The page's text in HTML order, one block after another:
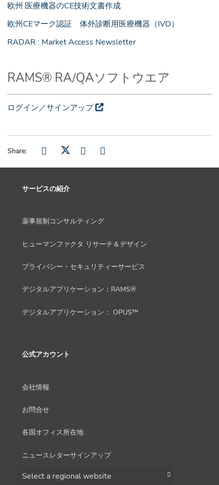
欧州 医療機器のCE技術文書作成
欧州CEマーク認証 体外診断用医療機器（IVD）
RADAR : Market Access Newsletter
RAMS® RA/QAソフトウエア
ログイン／サインアップ
Share:
サービスの紹介
薬事規制コンサルティング
ヒューマンファクタ リサーチ＆デザイン
プライバシー・セキュリティーサービス
デジタルアプリケーション：RAMS®
デジタルアプリケーション： OPUS™
公式アカウント
会社情報
お問合せ
各国オフィス所在地
ニュースレターサインアップ